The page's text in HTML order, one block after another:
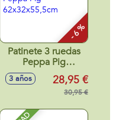
- 6 %
Patinete 3 ruedas
Peppa Pig
62x32x55,5cm
3 años 28,95 €
30,95 €